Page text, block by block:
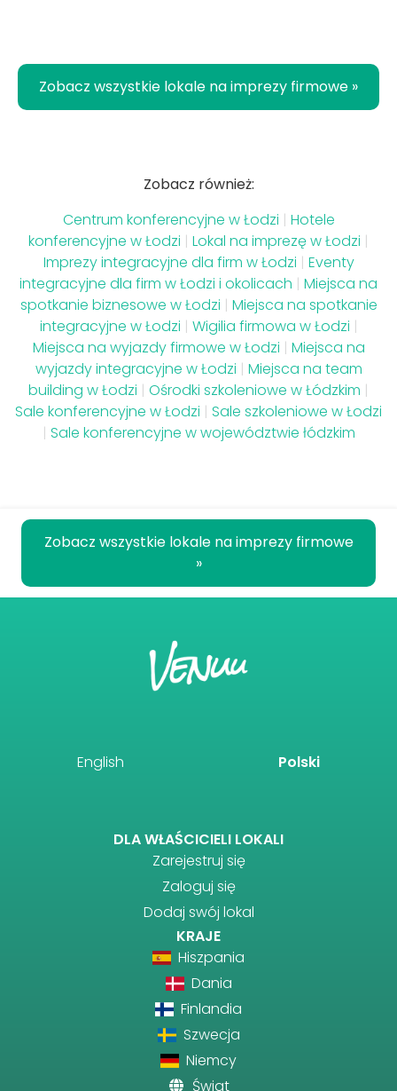
Zobacz wszystkie lokale na imprezy firmowe »
Zobacz również:
Centrum konferencyjne w Łodzi | Hotele
konferencyjne w Łodzi | Lokal na imprezę w Łodzi |
Imprezy integracyjne dla firm w Łodzi | Eventy
integracyjne dla firm w Łodzi i okolicach | Miejsca na
spotkanie biznesowe w Łodzi | Miejsca na spotkanie
integracyjne w Łodzi | Wigilia firmowa w Łodzi |
Miejsca na wyjazdy firmowe w Łodzi | Miejsca na
wyjazdy integracyjne w Łodzi | Miejsca na team
building w Łodzi | Ośrodki szkoleniowe w Łódzkim |
Sale konferencyjne w Łodzi | Sale szkoleniowe w Łodzi
| Sale konferencyjne w województwie łódzkim
Zobacz wszystkie lokale na imprezy firmowe
»
English Polski
DLA WŁAŚCICIELI LOKALI
Zarejestruj się
Zaloguj się
Dodaj swój lokal
KRAJE
Hiszpania
Dania
Finlandia
Szwecja
Niemcy
Świat